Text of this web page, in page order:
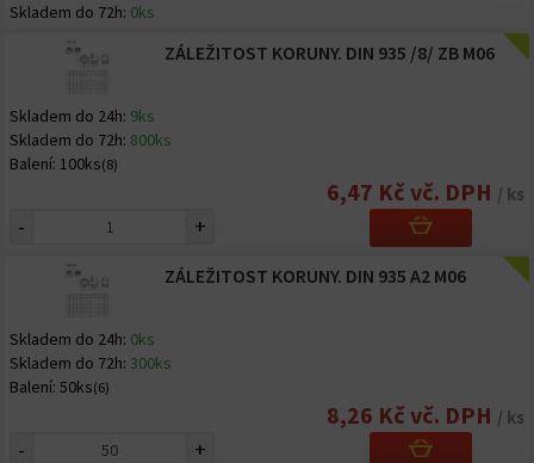
Skladem do 72h: 0ks
ZÁLEŽITOST KORUNY. DIN 935 /8/ ZB M06
Skladem do 24h: 9ks
Skladem do 72h: 800ks
Balení: 100ks(8)
6,47 Kč vč. DPH / ks
- +
ZÁLEŽITOST KORUNY. DIN 935 A2 M06
Skladem do 24h: 0ks
Skladem do 72h: 300ks
Balení: 50ks(6)
8,26 Kč vč. DPH / ks
- +